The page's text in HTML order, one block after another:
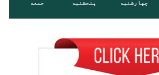
چهارشنبه پنجشنبه جمعه